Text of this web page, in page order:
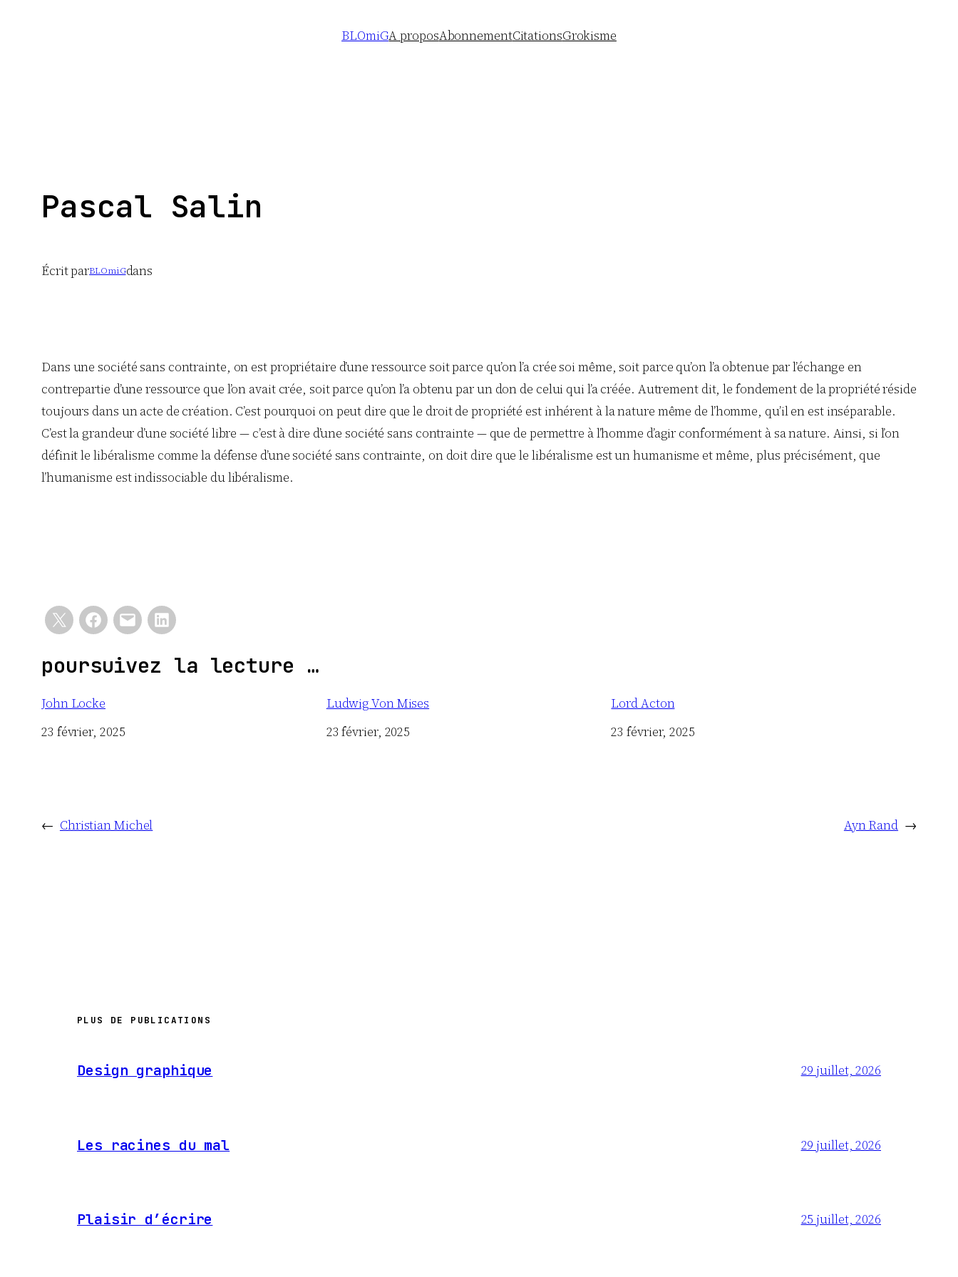
BLOmiGA proposAbonnementCitationsGrokisme
Pascal Salin
Écrit parBLOmiGdans
Dans une société sans contrainte, on est propriétaire d’une ressource soit parce qu’on l’a crée soi même, soit parce qu’on l’a obtenue par l’échange en
contrepartie d’une ressource que l’on avait crée, soit parce qu’on l’a obtenu par un don de celui qui l’a créée. Autrement dit, le fondement de la propriété réside
toujours dans un acte de création. C’est pourquoi on peut dire que le droit de propriété est inhérent à la nature même de l’homme, qu’il en est inséparable.
C’est la grandeur d’une société libre — c’est à dire d’une société sans contrainte — que de permettre à l’homme d’agir conformément à sa nature. Ainsi, si l’on
définit le libéralisme comme la défense d’une société sans contrainte, on doit dire que le libéralisme est un humanisme et même, plus précisément, que
l’humanisme est indissociable du libéralisme.
poursuivez la lecture …
John Locke
Date
23 février, 2025
Ludwig Von Mises
Date
23 février, 2025
Lord Acton
Date
23 février, 2025
← Christian Michel Ayn Rand →
PLUS DE PUBLICATIONS
Design graphique 29 juillet, 2026
Les racines du mal 29 juillet, 2026
Plaisir d’écrire 25 juillet, 2026